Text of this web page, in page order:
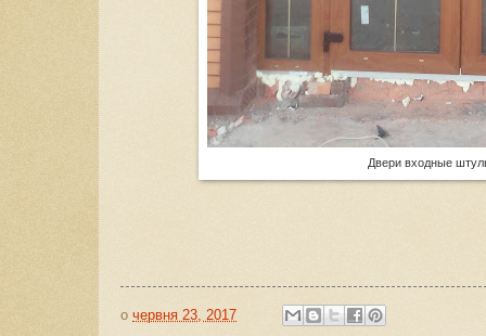
Двери входные
о червня 23, 2017